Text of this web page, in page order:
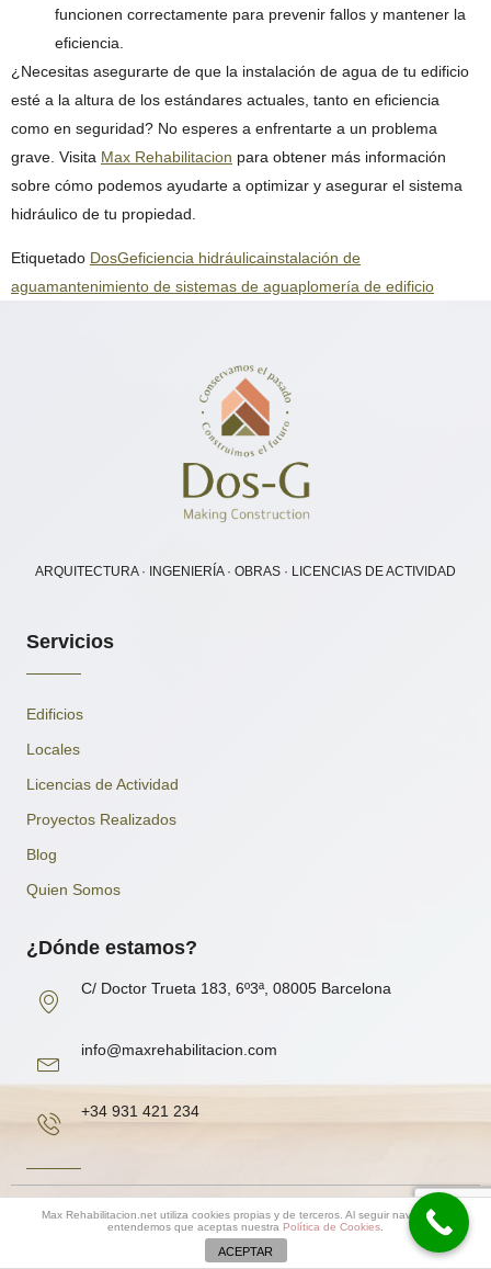
funcionen correctamente para prevenir fallos y mantener la
eficiencia.
¿Necesitas asegurarte de que la instalación de agua de tu edificio
esté a la altura de los estándares actuales, tanto en eficiencia
como en seguridad? No esperes a enfrentarte a un problema
grave. Visita Max Rehabilitacion para obtener más información
sobre cómo podemos ayudarte a optimizar y asegurar el sistema
hidráulico de tu propiedad.
Etiquetado DosGeficiencia hidráulicainstalación de
aguamantenimiento de sistemas de aguaplomería de edificio
ARQUITECTURA · INGENIERÍA · OBRAS · LICENCIAS DE ACTIVIDAD
Servicios
Edificios
Locales
Licencias de Actividad
Proyectos Realizados
Blog
Quien Somos
¿Dónde estamos?
C/ Doctor Trueta 183, 6º3ª, 08005 Barcelona
info@maxrehabilitacion.com
+34 931 421 234
Copyright 2020© DosG, Oficina Técnica S.L | Aviso Legal
Max Rehabilitacion.net utiliza cookies propias y de terceros. Al seguir navegando
entendemos que aceptas nuestra Política de Cookies
ACEPTAR